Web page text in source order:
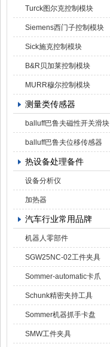
Turck图尔克控制模块
Siemens西门子控制模块
Sick施克控制模块
B&R贝加莱控制模块
MURR穆尔控制模块
测量类传感器
balluff巴鲁夫磁性开关滑块
balluff巴鲁夫位移传感器
热设备处理备件
设备分析仪
加热器
汽车行业常用品牌
机器人零部件
SGW25NC-02工件夹具
Sommer-automatic卡爪
Schunk精密夹持工具
Sommer机器抓手卡盘
SMW工件夹具